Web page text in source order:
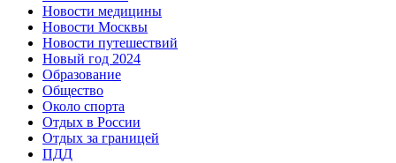
Новости медицины
Новости Москвы
Новости путешествий
Новый год 2024
Образование
Общество
Около спорта
Отдых в России
Отдых за границей
ПДД